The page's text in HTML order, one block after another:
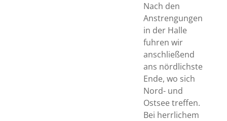
Nach den
Anstrengungen
in der Halle
fuhren wir
anschließend
ans nördlichste
Ende, wo sich
Nord- und
Ostsee treffen.
Bei herrlichem